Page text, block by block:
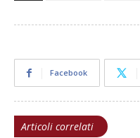
Facebook
Articoli correlati